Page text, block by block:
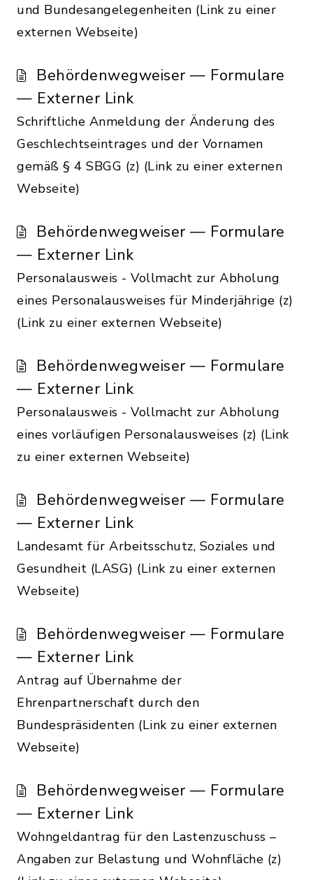
und Bundesangelegenheiten (Link zu einer
externen Webseite)
Behördenwegweiser — Formulare
— Externer Link
Schriftliche Anmeldung der Änderung des
Geschlechtseintrages und der Vornamen
gemäß § 4 SBGG (z) (Link zu einer externen
Webseite)
Behördenwegweiser — Formulare
— Externer Link
Personalausweis - Vollmacht zur Abholung
eines Personalausweises für Minderjährige (z)
(Link zu einer externen Webseite)
Behördenwegweiser — Formulare
— Externer Link
Personalausweis - Vollmacht zur Abholung
eines vorläufigen Personalausweises (z) (Link
zu einer externen Webseite)
Behördenwegweiser — Formulare
— Externer Link
Landesamt für Arbeitsschutz, Soziales und
Gesundheit (LASG) (Link zu einer externen
Webseite)
Behördenwegweiser — Formulare
— Externer Link
Antrag auf Übernahme der
Ehrenpartnerschaft durch den
Bundespräsidenten (Link zu einer externen
Webseite)
Behördenwegweiser — Formulare
— Externer Link
Wohngeldantrag für den Lastenzuschuss –
Angaben zur Belastung und Wohnfläche (z)